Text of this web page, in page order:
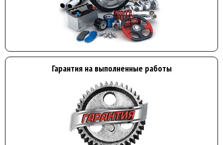
Гарантия на выполненные работы